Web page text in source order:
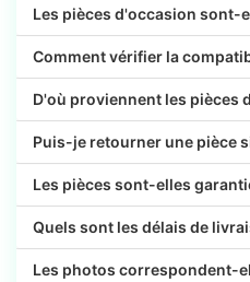
Les pièces d'occasion sont-
Comment vérifier la
D'où proviennent les pièces
Puis-je retourner une pièce
Les pièces sont-elles
Quels sont les délais de
Les photos correspondent-